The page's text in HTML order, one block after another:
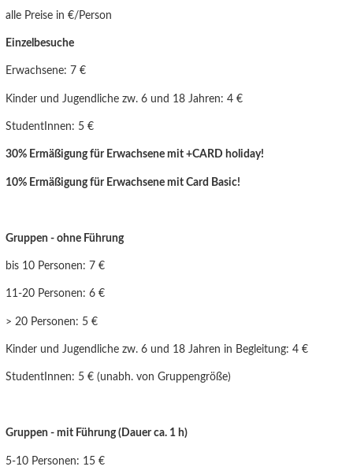
alle Preise in €/Person
Einzelbesuche
Erwachsene: 7 €
Kinder und Jugendliche zw. 6 und 18 Jahren: 4 €
StudentInnen: 5 €
30% Ermäßigung für Erwachsene mit +CARD holiday!
10% Ermäßigung für Erwachsene mit Card Basic!
Gruppen - ohne Führung
bis 10 Personen: 7 €
11-20 Personen: 6 €
> 20 Personen: 5 €
Kinder und Jugendlichezw. 6 und 18 Jahren in Begleitung: 4 €
StudentInnen: 5 € (unabh. von Gruppengröße)
Gruppen - mit Führung (Dauer ca. 1 h)
5-10 Personen: 15 €